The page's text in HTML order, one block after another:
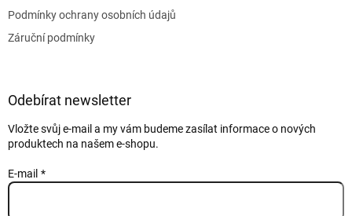
Podmínky ochrany osobních údajů
Záruční podmínky
Odebírat newsletter
Vložte svůj e-mail a my vám budeme zasílat informace o nových
produktech na našem e-shopu.
E-mail